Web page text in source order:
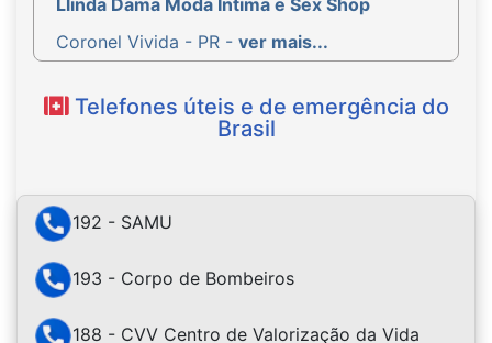
Coronel Vivida - PR - ver mais...
Telefones úteis e de emergência do
Brasil
192 - SAMU
193 - Corpo de Bombeiros
188 - CVV Centro de Valorização da Vida